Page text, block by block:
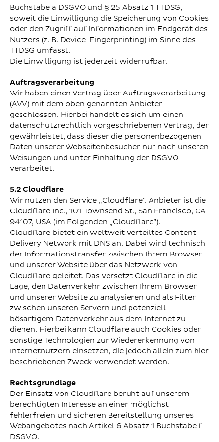
Buchstabe a DSGVO und § 25 Absatz 1 TTDSG,
soweit die Einwilligung die Speicherung von Cookies
oder den Zugriff auf Informationen im Endgerät des
Nutzers (z. B. Device-Fingerprinting) im Sinne des
TTDSG umfasst.
Die Einwilligung ist jederzeit widerrufbar.
Auftragsverarbeitung
Wir haben einen Vertrag über Auftragsverarbeitung
(AVV) mit dem oben genannten Anbieter
geschlossen. Hierbei handelt es sich um einen
datenschutzrechtlich vorgeschriebenen Vertrag, der
gewährleistet, dass dieser die personenbezogenen
Daten unserer Webseitenbesucher nur nach unseren
Weisungen und unter Einhaltung der DSGVO
verarbeitet.
5.2 Cloudflare
Wir nutzen den Service „Cloudflare“. Anbieter ist die
Cloudflare Inc., 101 Townsend St., San Francisco, CA
94107, USA (im Folgenden „Cloudflare”).
Cloudflare bietet ein weltweit verteiltes Content
Delivery Network mit DNS an. Dabei wird technisch
der Informationstransfer zwischen Ihrem Browser
und unserer Website über das Netzwerk von
Cloudflare geleitet. Das versetzt Cloudflare in die
Lage, den Datenverkehr zwischen Ihrem Browser
und unserer Website zu analysieren und als Filter
zwischen unseren Servern und potenziell
bösartigem Datenverkehr aus dem Internet zu
dienen. Hierbei kann Cloudflare auch Cookies oder
sonstige Technologien zur Wiedererkennung von
Internetnutzern einsetzen, die jedoch allein zum hier
beschriebenen Zweck verwendet werden.
Rechtsgrundlage
Der Einsatz von Cloudflare beruht auf unserem
berechtigten Interesse an einer möglichst
fehlerfreien und sicheren Bereitstellung unseres
Webangebotes nach Artikel 6 Absatz 1 Buchstabe f
DSGVO.